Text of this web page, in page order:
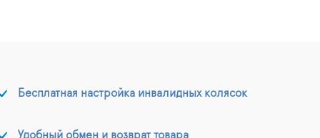
Бесплатная настройка инвалидных колясок
Удобный обмен и возврат товара